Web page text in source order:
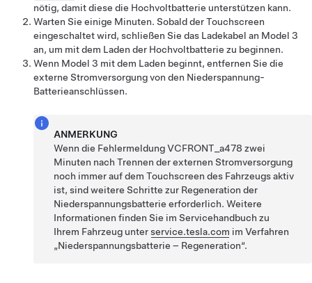
nötig, damit diese die Hochvoltbatterie unterstützen kann.
Warten Sie einige Minuten. Sobald der Touchscreen
eingeschaltet wird, schließen Sie das Ladekabel an Model 3
an, um mit dem Laden der Hochvoltbatterie zu beginnen.
Wenn Model 3 mit dem Laden beginnt, entfernen Sie die
externe Stromversorgung von den Niederspannung-
Batterieanschlüssen.
ANMERKUNG
Wenn die FehlermeldungVCFRONT_a478 zwei
Minuten nach Trennen der externen Stromversorgung
noch immer auf dem Touchscreen des Fahrzeugs aktiv
ist, sind weitere Schritte zur Regeneration der
Niederspannungsbatterie erforderlich. Weitere
Informationen finden Sie im Servicehandbuch zu
Ihrem Fahrzeug unterservice.tesla.com im Verfahren
„Niederspannungsbatterie – Regeneration“.